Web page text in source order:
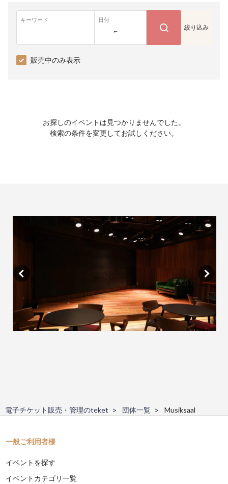
キーワード 日付
~ 絞り込み
販売中のみ表示
お探しのイベントは見つかりませんでした。
検索の条件を変更してお試しください。
電子チケット販売・管理のteket 団体一覧 Musiksaal
一般ご利用者様
イベントを探す
イベントカテゴリ一覧